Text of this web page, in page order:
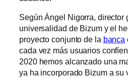
Según Ángel Nigorra, director
universalidad de Bizum y el
proyecto conjunto de la banca
cada vez más usuarios
2020 hemos alcanzado una
ya ha incorporado Bizum a su